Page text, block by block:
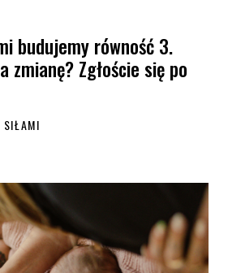
budujemy równość 3.
zmianę? Zgłoście się po
SIŁAMI